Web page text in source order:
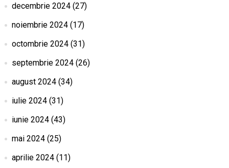
decembrie 2024(27)
noiembrie 2024(17)
octombrie 2024(31)
septembrie 2024(26)
august 2024(34)
iulie 2024(31)
iunie 2024(43)
mai 2024(25)
aprilie 2024(11)